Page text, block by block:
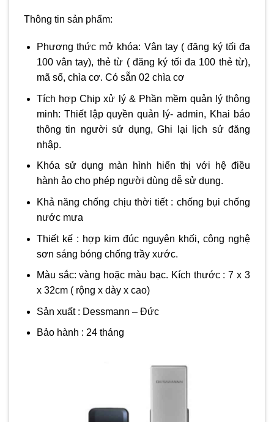
Thông tin sản phẩm:
Phương thức mở khóa: Vân tay ( đăng ký tối đa
100 vân tay), thẻ từ ( đăng ký tối đa 100 thẻ từ),
mã số, chìa cơ. Có sẵn 02 chìa cơ
Tích hợp Chip xử lý & Phần mềm quản lý thông
minh: Thiết lập quyền quản lý- admin, Khai báo
thông tin người sử dụng, Ghi lại lịch sử đăng
nhập.
Khóa sử dụng màn hình hiển thị với hệ điều
hành ảo cho phép người dùng dễ sử dụng.
Khả năng chống chịu thời tiết : chống bụi chống
nước mưa
Thiết kế : hợp kim đúc nguyên khối, công nghệ
sơn sáng bóng chống trầy xước.
Màu sắc: vàng hoặc màu bạc. Kích thước : 7 x 3
x 32cm ( rộng x dày x cao)
Sản xuất : Dessmann – Đức
Bảo hành : 24 tháng